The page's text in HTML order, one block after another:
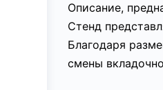
Описание,
Стенд
Благодаря
смены